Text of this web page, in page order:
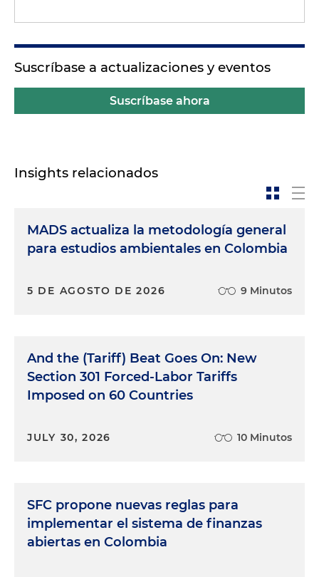
Suscríbase a actualizaciones y eventos
Suscríbase ahora
Insights relacionados
MADS actualiza la metodología general
para estudios ambientales en Colombia
5 DE AGOSTO DE 2026 9 Minutos
And the (Tariff) Beat Goes On: New
Section 301 Forced-Labor Tariffs
Imposed on 60 Countries
JULY 30, 2026 10 Minutos
SFC propone nuevas reglas para
implementar el sistema de finanzas
abiertas en Colombia